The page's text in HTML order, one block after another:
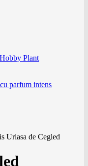
Plant
parfum intens
Uriasa de Cegled